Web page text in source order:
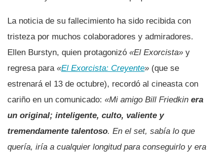
La noticia de su fallecimiento ha sido recibida con
tristeza por muchos colaboradores y admiradores.
Ellen Burstyn, quien protagonizó «El Exorcista» y
regresa para «El Exorcista: Creyente» (que se
estrenará el 13 de octubre), recordó al cineasta con
cariño en un comunicado: «Mi amigo Bill Friedkin era
un original; inteligente, culto, valiente y
tremendamente talentoso. En el set, sabía lo que
quería, iría a cualquier longitud para conseguirlo y era